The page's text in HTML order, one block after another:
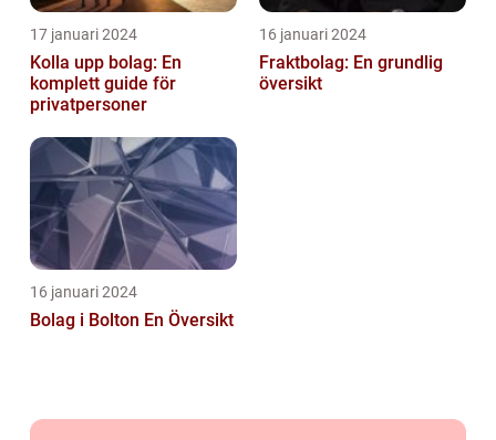
17 januari 2024
Kolla upp bolag: En
komplett guide för
privatpersoner
16 januari 2024
Fraktbolag: En grundlig
översikt
16 januari 2024
Bolag i Bolton En Översikt